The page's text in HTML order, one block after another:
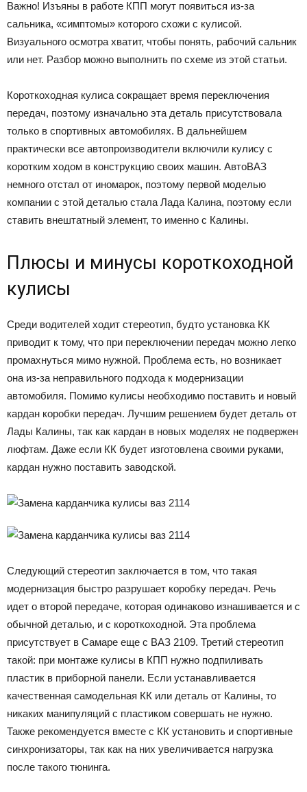
Важно! Изъяны в работе КПП могут появиться из-за
сальника, «симптомы» которого схожи с кулисой.
Визуального осмотра хватит, чтобы понять, рабочий сальник
или нет. Разбор можно выполнить по схеме из этой статьи.
Короткоходная кулиса сокращает время переключения
передач, поэтому изначально эта деталь присутствовала
только в спортивных автомобилях. В дальнейшем
практически все автопроизводители включили кулису с
коротким ходом в конструкцию своих машин. АвтоВАЗ
немного отстал от иномарок, поэтому первой моделью
компании с этой деталью стала Лада Калина, поэтому если
ставить внештатный элемент, то именно с Калины.
Плюсы и минусы короткоходной
кулисы
Среди водителей ходит стереотип, будто установка КК
приводит к тому, что при переключении передач можно легко
промахнуться мимо нужной. Проблема есть, но возникает
она из-за неправильного подхода к модернизации
автомобиля. Помимо кулисы необходимо поставить и новый
кардан коробки передач. Лучшим решением будет деталь от
Лады Калины, так как кардан в новых моделях не подвержен
люфтам. Даже если КК будет изготовлена своими руками,
кардан нужно поставить заводской.
Следующий стереотип заключается в том, что такая
модернизация быстро разрушает коробку передач. Речь
идет о второй передаче, которая одинаково изнашивается и с
обычной деталью, и с короткоходной. Эта проблема
присутствует в Самаре еще с ВАЗ 2109. Третий стереотип
такой: при монтаже кулисы в КПП нужно подпиливать
пластик в приборной панели. Если устанавливается
качественная самодельная КК или деталь от Калины, то
никаких манипуляций с пластиком совершать не нужно.
Также рекомендуется вместе с КК установить и спортивные
синхронизаторы, так как на них увеличивается нагрузка
после такого тюнинга.